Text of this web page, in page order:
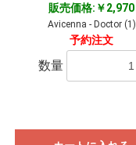
販売価格:￥2,970
Avicenna - Doctor (1)
予約注文
数量